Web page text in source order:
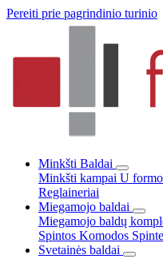
Pereiti prie pagrindinio turinio
Minkšti Baldai
Minkšti kampai U
Reglaineriai
Miegamojo baldai
Miegamojo baldų
Spintos Komodos
Svetainės baldai